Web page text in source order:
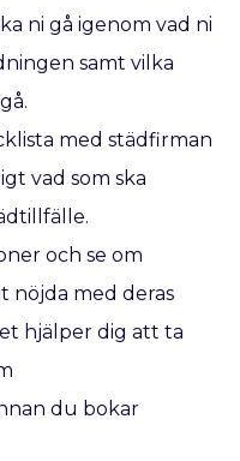
ni gå igenom vad ni
samt vilka
med städfirman
vad som ska
och se om
nöjda med deras
hjälper dig att ta
du bokar